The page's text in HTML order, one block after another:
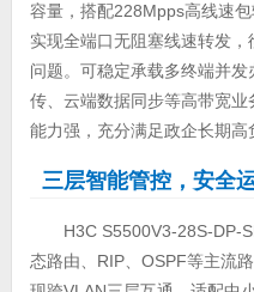
容量，搭配228Mpps高线速
实现全端口无阻塞线速转发
问题。可稳定承载多终端并
传、云端数据同步等高带宽
能力强，充分满足政企长期高
三层智能管控，安全
H3C S5500V3-28S-DP-
态路由、RIP、OSPF等主流